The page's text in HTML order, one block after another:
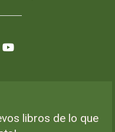
libros de lo que